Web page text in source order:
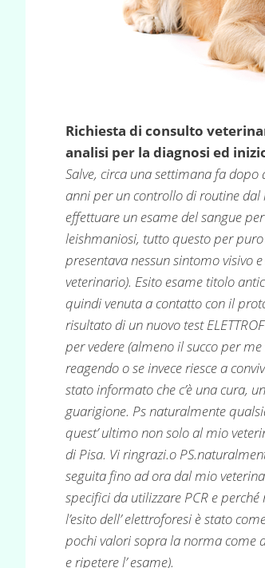
Richiesta di consulto
analisi per la diagnosi ed
Salve, circa una settimana fa
anni per un controllo di routine
effettuare un esame del sangue
leishmaniosi, tutto questo per
presentava nessun sintomo visivo
veterinario). Esito esame titolo
quindi venuta a contatto con il
risultato di un nuovo test
per vedere (almeno il succo per
reagendo o se invece riesce a
stato informato che c’è una cura,
guarigione. Ps naturalmente
quest’ ultimo non solo al mio
di Pisa. Vi ringrazi.o
seguita fino ad ora dal mio
specifici da utilizzare PCR e
l’esito dell’ elettroforesi è stato
pochi valori sopra la norma come
e ripetere l’ esame).